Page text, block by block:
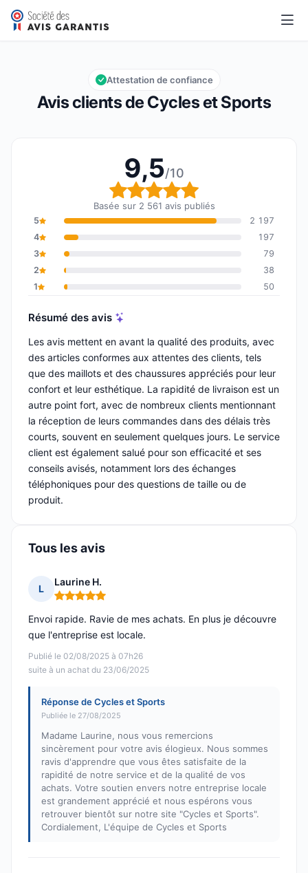
Cycles et Sports
Note globale : 9,5 sur 10
9,5/10
Avis clients de Cycles et Sports
Attestation de confiance
9,5/10
Note globale : 9,5 sur
Basée sur 2 561 avis publiés
5
2 197
4
197
3
79
2
38
1
50
Résumé des avis
Les avis mettent en avant la qualité des produits, avec
des articles conformes aux attentes des clients, tels
que des maillots et des chaussures appréciés pour leur
confort et leur esthétique. La rapidité de livraison est un
autre point fort, avec de nombreux clients mentionnant
la réception de leurs commandes dans des délais très
courts, souvent en seulement quelques jours. Le service
client est également salué pour son efficacité et ses
conseils avisés, notamment lors des échanges
téléphoniques pour des questions de taille ou de
produit.
Tous les avis
L
Laurine H.
Note : 5 sur 5
Publié le 02/08/2025 à 07h26
suite à un achat du 23/06/2025
Envoi rapide. Ravie de mes achats. En plus je découvre
que l'entreprise est locale.
Réponse de Cycles et Sports
Publiée le 27/08/2025
Madame Laurine, nous vous remercions
sincèrement pour votre avis élogieux. Nous sommes
ravis d'apprendre que vous êtes satisfaite de la
rapidité de notre service et de la qualité de vos
achats. Votre soutien envers notre entreprise locale
est grandement apprécié et nous espérons vous
retrouver bientôt sur notre site "Cycles et Sports".
Cordialement, L'équipe de Cycles et Sports